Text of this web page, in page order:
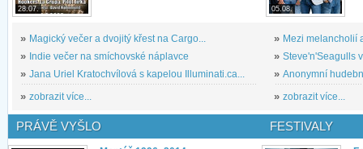
28.07.
» Magický večer a dvojitý křest na Cargo...
» Indie večer na smíchovské náplavce
» Jana Uriel Kratochvílová s kapelou Illuminati.ca...
» zobrazit více...
05.08.
» Mezi melancholií
» Steve'n'Seagulls
» Anonymní
» zobrazit více...
PRÁVĚ VYŠLO FESTIVALY